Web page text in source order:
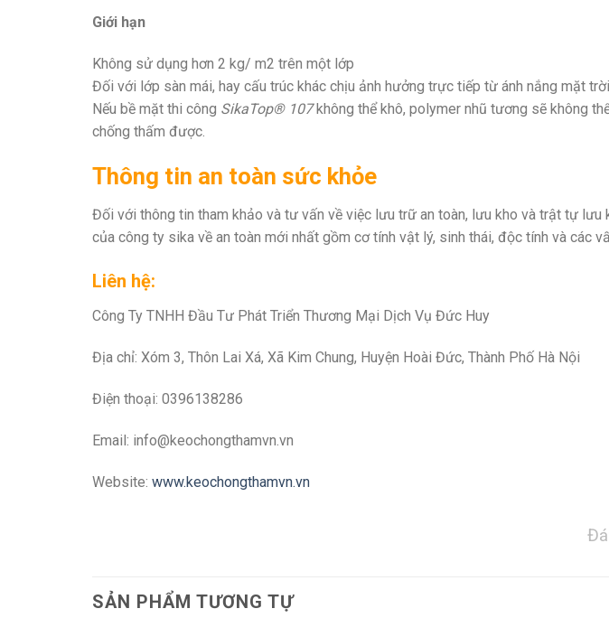
Giới hạn
Không sử dụng hơn 2 kg/ m2 trên một lớp
Đối với lớp sàn mái, hay cấu trúc khác chịu ảnh hưởng trực tiếp từ ánh nắng mặt
Nếu bề mặt thi công SikaTop® 107không thể khô, polymer nhũ tương sẽ không
chống thấm được.
Thông tin an toàn sức khỏe
Đối với thông tin tham khảo và tư vấn về việc lưu trữ an toàn, lưu kho và trật tự
của công ty sika về an toàn mới nhất gồm cơ tính vật lý, sinh thái, độc tính và các
Liên hệ:
Công Ty TNHH Đầu Tư Phát Triển Thương Mại Dịch Vụ Đức Huy
Địa chỉ: Xóm 3, Thôn Lai Xá, Xã Kim Chung, Huyện Hoài Đức, Thành Phố Hà Nội
Điện thoại: 0396138286
Email: info@keochongthamvn.vn
Website: www.keochongthamvn.vn
SẢN PHẨM TƯƠNG TỰ